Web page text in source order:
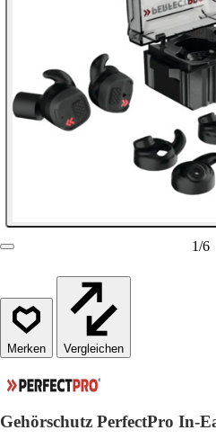
1/6
Vergleichen
Gehörschutz PerfectPro In-